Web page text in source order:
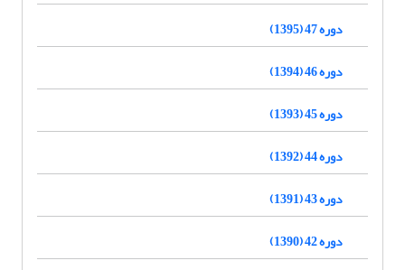
دوره 47 (1395)
دوره 46 (1394)
دوره 45 (1393)
دوره 44 (1392)
دوره 43 (1391)
دوره 42 (1390)